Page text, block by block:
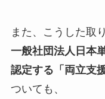
また、こうした取
一般社団法人日本
認定する「両立支
ついても、